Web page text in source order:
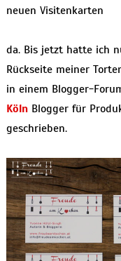
neuen Visitenkarten
da. Bis jetzt hatte ich
Rückseite meiner
in einem Blogger-
KölnBlogger für
geschrieben.